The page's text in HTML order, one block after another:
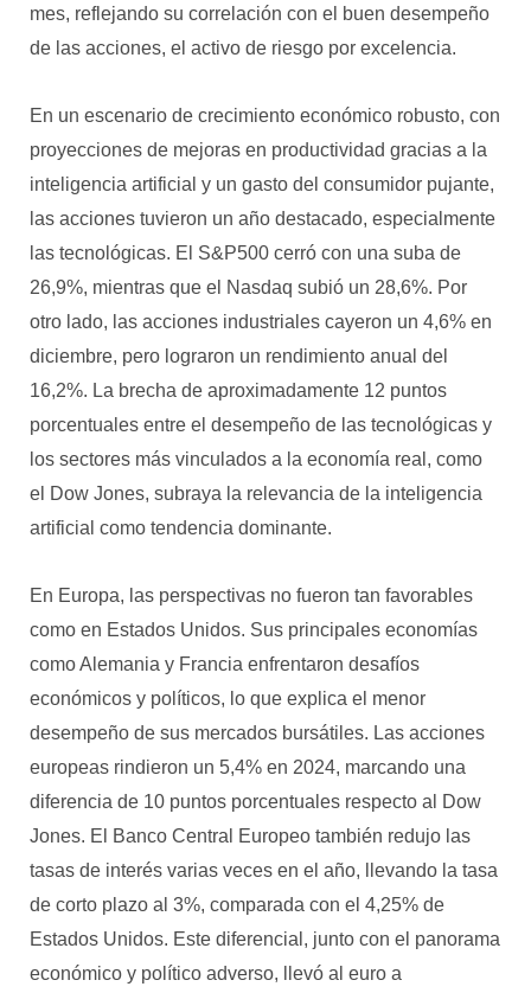
mes, reflejando su correlación con el buen desempeño
de las acciones, el activo de riesgo por excelencia.
En un escenario de crecimiento económico robusto, con
proyecciones de mejoras en productividad gracias a la
inteligencia artificial y un gasto del consumidor pujante,
las acciones tuvieron un año destacado, especialmente
las tecnológicas. El S&P500 cerró con una suba de
26,9%, mientras que el Nasdaq subió un 28,6%. Por
otro lado, las acciones industriales cayeron un 4,6% en
diciembre, pero lograron un rendimiento anual del
16,2%. La brecha de aproximadamente 12 puntos
porcentuales entre el desempeño de las tecnológicas y
los sectores más vinculados a la economía real, como
el Dow Jones, subraya la relevancia de la inteligencia
artificial como tendencia dominante.
En Europa, las perspectivas no fueron tan favorables
como en Estados Unidos. Sus principales economías
como Alemania y Francia enfrentaron desafíos
económicos y políticos, lo que explica el menor
desempeño de sus mercados bursátiles. Las acciones
europeas rindieron un 5,4% en 2024, marcando una
diferencia de 10 puntos porcentuales respecto al Dow
Jones. El Banco Central Europeo también redujo las
tasas de interés varias veces en el año, llevando la tasa
de corto plazo al 3%, comparada con el 4,25% de
Estados Unidos. Este diferencial, junto con el panorama
económico y político adverso, llevó al euro a